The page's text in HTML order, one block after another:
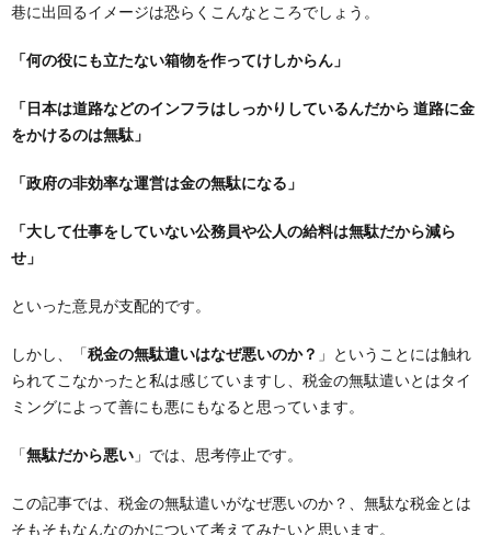
巷に出回るイメージは恐らくこんなところでしょう。
「何の役にも立たない箱物を作ってけしからん」
「日本は道路などのインフラはしっかりしているんだから 道路に金
をかけるのは無駄」
「政府の非効率な運営は金の無駄になる」
「大して仕事をしていない公務員や公人の給料は無駄だから減ら
せ」
といった意見が支配的です。
しかし、「税金の無駄遣いはなぜ悪いのか？ 」ということには触れ
られてこなかったと私は感じていますし、税金の無駄遣いとはタイ
ミングによって善にも悪にもなると思っています。
「無駄だから悪い 」では、思考停止です。
この記事では、税金の無駄遣いがなぜ悪いのか？、無駄な税金とは
そもそもなんなのかについて考えてみたいと思います。